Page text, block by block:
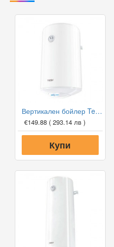
Вертикален бойлер Tesy SimpatEco CTV 8044 30 B12 TSR
€149.88 ( 293.14 лв )
Купи